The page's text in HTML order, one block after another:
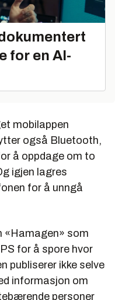
for en AI-
mobilappen
også Bluetooth,
å oppdage om to
igjen lagres
for å unngå
«Hamagen» som
for å spore hvor
publiserer ikke selve
informasjon om
personer